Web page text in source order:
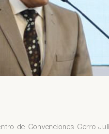
de Convenciones Cerro
Si tiene
Si tiene
Área de
correo